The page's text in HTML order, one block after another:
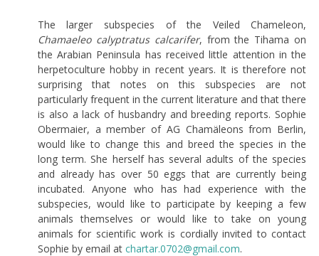
The larger subspecies of the Veiled Chameleon,
Chamaeleo calyptratus calcarifer, from the Tihama on
the Arabian Peninsula has received little attention in the
herpetoculture hobby in recent years. It is therefore not
surprising that notes on this subspecies are not
particularly frequent in the current literature and that there
is also a lack of husbandry and breeding reports. Sophie
Obermaier, a member of AG Chamäleons from Berlin,
would like to change this and breed the species in the
long term. She herself has several adults of the species
and already has over 50 eggs that are currently being
incubated. Anyone who has had experience with the
subspecies, would like to participate by keeping a few
animals themselves or would like to take on young
animals for scientific work is cordially invited to contact
Sophie by email at chartar.0702@gmail.com.